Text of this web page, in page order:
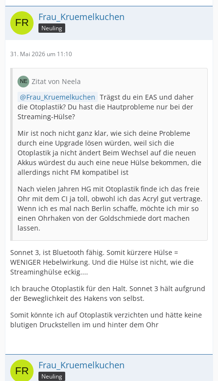
Frau_Kruemelkuchen
Neuling
31. Mai 2026 um 11:10
Zitat von Neela
Frau_Kruemelkuchen Trägst du ein EAS und daher
die Otoplastik? Du hast die Hautprobleme nur bei der
Streaming-Hülse?
Mir ist noch nicht ganz klar, wie sich deine Probleme
durch eine Upgrade lösen würden, weil sich die
Otoplastik ja nicht ändert Beim Wechsel auf die neuen
Akkus würdest du auch eine neue Hülse bekommen, die
allerdings nicht FM kompatibel ist
Nach vielen Jahren HG mit Otoplastik finde ich das freie
Ohr mit dem CI ja toll, obwohl ich das Acryl gut vertrage.
Wenn ich es mal nach Berlin schaffe, möchte ich mir so
einen Ohrhaken von der Goldschmiede dort machen
lassen.
Sonnet 3, ist Bluetooth fähig. Somit kürzere Hülse =
WENIGER Hebelwirkung. Und die Hülse ist nicht, wie die
Streaminghülse eckig....
Ich brauche Otoplastik für den Halt. Sonnet 3 hält aufgrund
der Beweglichkeit des Hakens von selbst.
Somit könnte ich auf Otoplastik verzichten und hätte keine
blutigen Druckstellen im und hinter dem Ohr
Frau_Kruemelkuchen
Neuling